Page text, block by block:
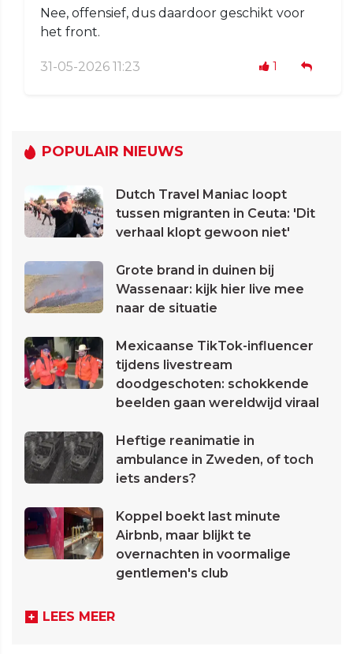
Nee, offensief, dus daardoor geschikt voor
het front.
31-05-2026 11:23 1
POPULAIR NIEUWS
Dutch Travel Maniac loopt
tussen migranten in Ceuta: 'Dit
verhaal klopt gewoon niet'
Grote brand in duinen bij
Wassenaar: kijk hier live mee
naar de situatie
Mexicaanse TikTok-influencer
tijdens livestream
doodgeschoten: schokkende
beelden gaan wereldwijd viraal
Heftige reanimatie in
ambulance in Zweden, of toch
iets anders?
Koppel boekt last minute
Airbnb, maar blijkt te
overnachten in voormalige
gentlemen's club
LEES MEER